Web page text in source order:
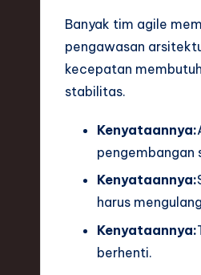
Banyak tim agile
pengawasan
kecepatan
stabilitas.
Kenyataannya:
pengembangan
Kenyataannya:
harus
Kenyataannya:
berhenti.